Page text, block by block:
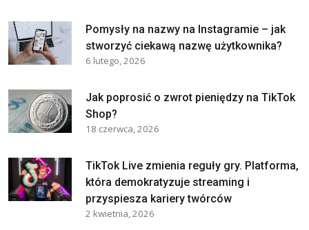
Pomysły na nazwy na Instagramie – jak
stworzyć ciekawą nazwę użytkownika?
6 lutego, 2026
Jak poprosić o zwrot pieniędzy na TikTok
Shop?
18 czerwca, 2026
TikTok Live zmienia reguły gry. Platforma,
która demokratyzuje streaming i
przyspiesza kariery twórców
2 kwietnia, 2026